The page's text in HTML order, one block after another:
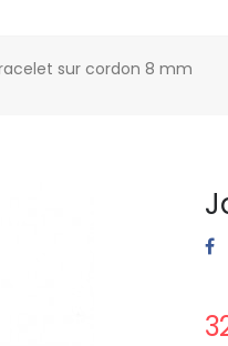
sur cordon 8 mm